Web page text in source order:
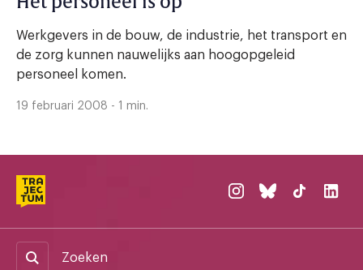
Werkgevers in de bouw, de industrie, het transport en
de zorg kunnen nauwelijks aan hoogopgeleid
personeel komen.
19 februari 2008 - 1 min.
Zoeken